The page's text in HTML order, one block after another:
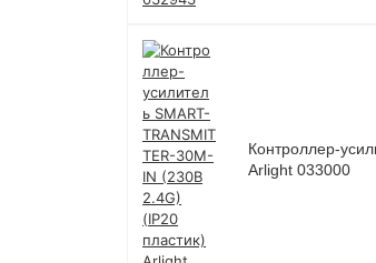
Контроллер-
Arlight 033000